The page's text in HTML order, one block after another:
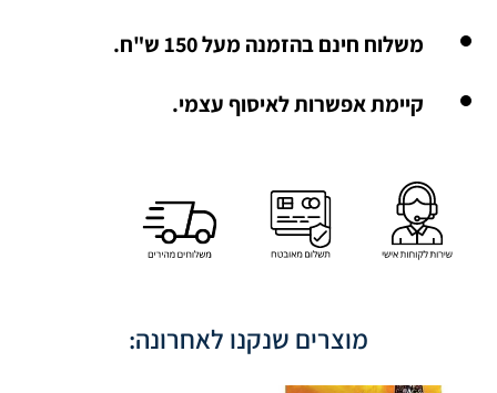
משלוח חינם בהזמנה מעל 150 ש"ח.
קיימת אפשרות לאיסוף עצמי.
מוצרים שנקנו לאחרונה: